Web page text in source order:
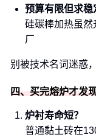
预算有限但求稳
硅碳棒加热虽
厂
别被技术名词迷惑
四、买完熔炉才发
炉衬寿命短？
普通黏土砖在